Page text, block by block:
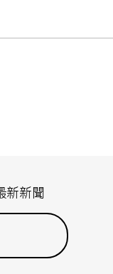
新新聞